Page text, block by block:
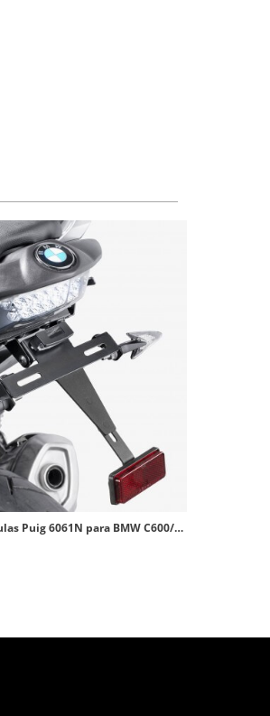
Portamatrículas Puig 6061N para BMW C600/650 Sport (12-23)